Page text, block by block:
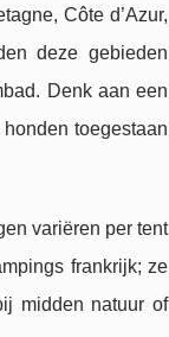
Côte d’Azur,
deze gebieden
Denk aan een
toegestaan
variëren per tent
frankrijk; ze
midden natuur of